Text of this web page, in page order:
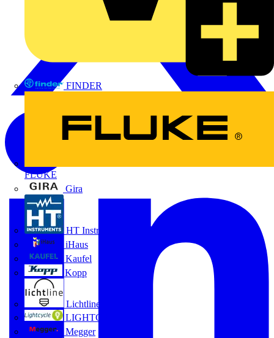
FINDER
FLUKE
Gira
HT Instruments GmbH
iHaus
Kaufel
Kopp
Lichtline
LIGHTCYCLE
Megger